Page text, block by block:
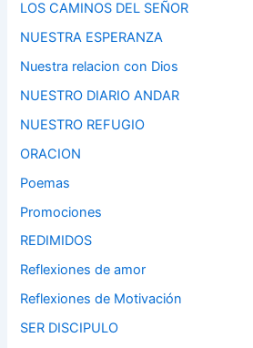
LOS CAMINOS DEL SEÑOR
NUESTRA ESPERANZA
Nuestra relacion con Dios
NUESTRO DIARIO ANDAR
NUESTRO REFUGIO
ORACION
Poemas
Promociones
REDIMIDOS
Reflexiones de amor
Reflexiones de Motivación
SER DISCIPULO